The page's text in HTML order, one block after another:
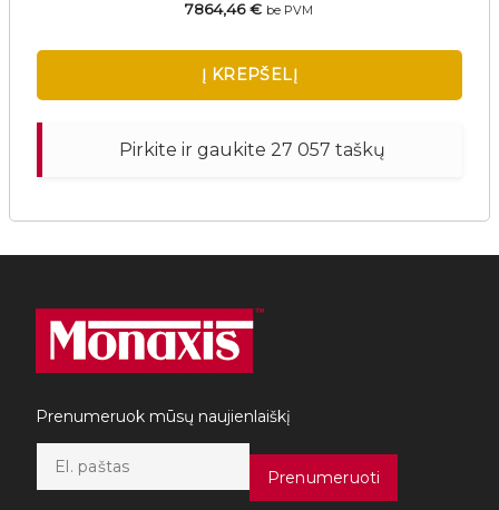
7864,46 € be PVM
Į KREPŠELĮ
Pirkite ir gaukite 27 057 taškų
Prenumeruok mūsų naujienlaiškį
a
Prenumeruoti